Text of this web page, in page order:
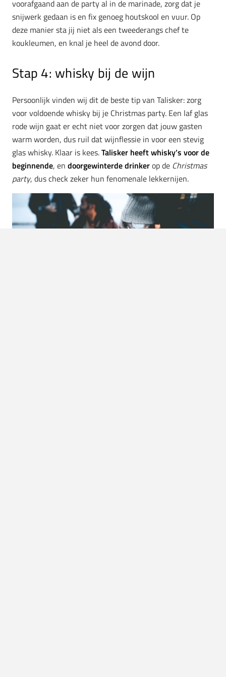
voorafgaand aan de party al in de marinade, zorg dat je
snijwerk gedaan is en fix genoeg houtskool en vuur. Op
deze manier sta jij niet als een tweederangs chef te
koukleumen, en knal je heel de avond door.
Stap 4: whisky bij de wijn
Persoonlijk vinden wij dit de beste tip van Talisker: zorg
voor voldoende whisky bij je Christmas party. Een laf glas
rode wijn gaat er echt niet voor zorgen dat jouw gasten
warm worden, dus ruil dat wijnflessie in voor een stevig
glas whisky. Klaar is kees.Talisker heeft whisky’s voor de
beginnende, en doorgewinterde drinkerop de Christmas
party, dus check zeker hun fenomenale lekkernijen.